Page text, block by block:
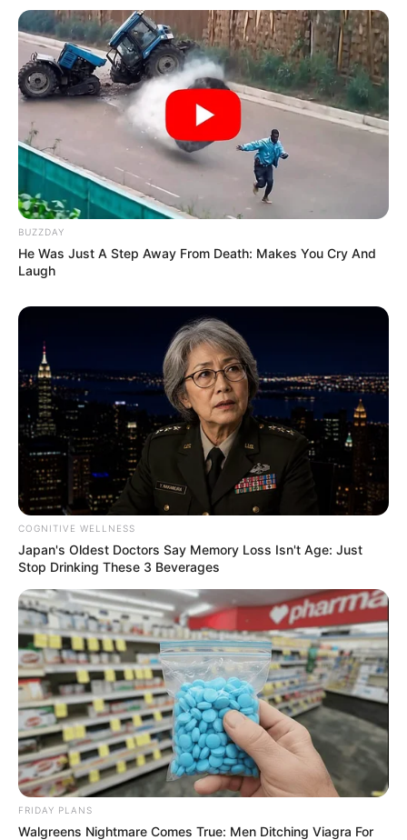
BUZZDAY
He Was Just A Step Away From Death: Makes You Cry And
Laugh
COGNITIVE WELLNESS
Japan's Oldest Doctors Say Memory Loss Isn't Age: Just
Stop Drinking These 3 Beverages
FRIDAY PLANS
Walgreens Nightmare Comes True: Men Ditching Viagra For